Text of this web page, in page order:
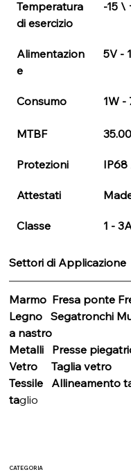
Temperatura
di esercizio
-15 \
Alimentazion
e
5V -
Consumo 1W -
MTBF
Protezioni IP68
Attestati
Classe 1 -
Settori di Applicazione
Marmo  Fresa ponte
Legno   Segatronchi
a nastro
Metalli   Presse
Vetro     Taglia vetro
Tessile   Allineamento
taglio
CATEGORIA